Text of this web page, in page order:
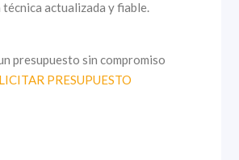
actualizada y fiable.
presupuesto sin compromiso
PRESUPUESTO